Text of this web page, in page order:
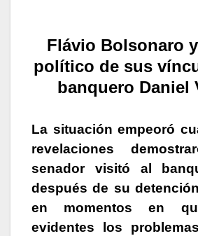
Flávio Bolsonaro
político de sus
banquero Daniel
La situación empeoró
revelaciones
senador visitó al
después de su
en momentos en
evidentes los